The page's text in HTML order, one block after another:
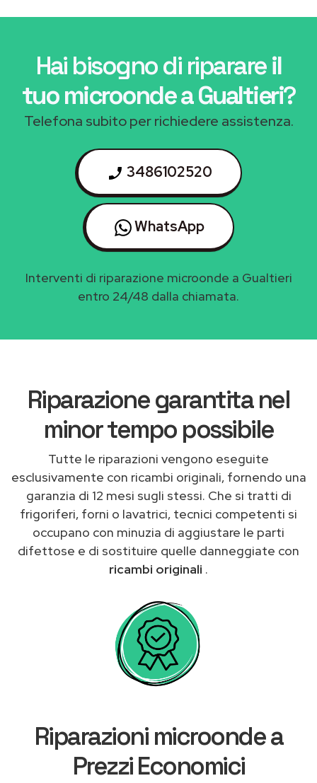
Hai bisogno di riparareil
tuo microonde a Gualtieri?
Telefona subito per richiedere assistenza.
3486102520
WhatsApp
Interventi di riparazione microonde a Gualtieri
entro 24/48 dalla chiamata.
Riparazione garantita nel
minor tempo possibile
Tutte le riparazioni vengono eseguite
esclusivamente con ricambi originali, fornendo una
garanzia di 12 mesi sugli stessi. Che si tratti di
frigoriferi, forni o lavatrici, tecnici competenti si
occupano con minuzia di aggiustare le parti
difettose e di sostituire quelle danneggiate con
ricambi originali .
Riparazioni microonde a
Prezzi Economici